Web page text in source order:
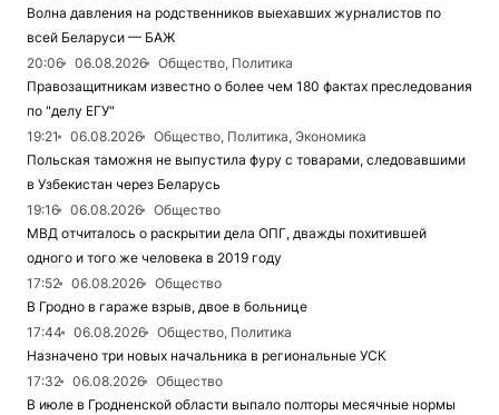
Волна давления на родственников выехавших журналистов по
всей Беларуси — БАЖ
20:06
06.08.2026
Общество, Политика
Правозащитникам известно о более чем 180 фактах преследования
по "делу ЕГУ"
19:21
06.08.2026
Общество, Политика, Экономика
Польская таможня не выпустила фуру с товарами, следовавшими
в Узбекистан через Беларусь
19:16
06.08.2026
Общество
МВД отчиталось о раскрытии дела ОПГ, дважды похитившей
одного и того же человека в 2019 году
17:52
06.08.2026
Общество
В Гродно в гараже взрыв, двое в больнице
17:44
06.08.2026
Общество, Политика
Назначено три новых начальника в региональные УСК
17:32
06.08.2026
Общество
В июле в Гродненской области выпало полторы месячные нормы